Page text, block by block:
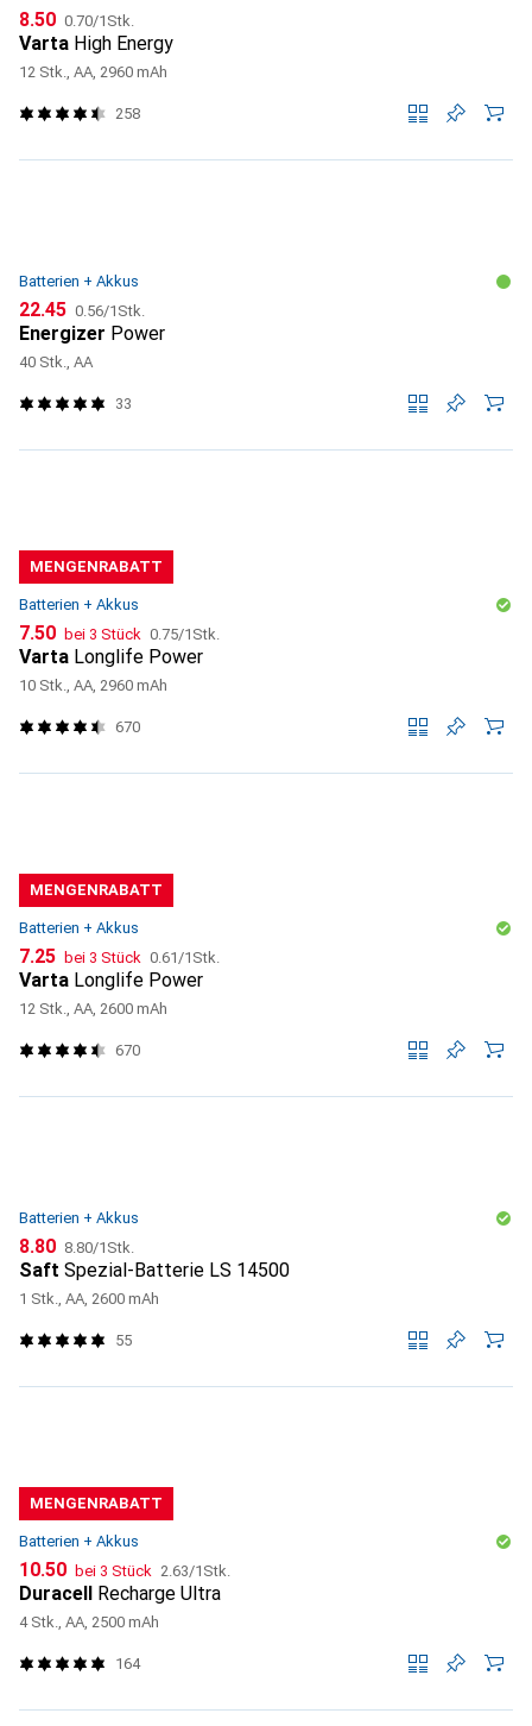
CHF
8.50 CHF
0.70/1Stk.
Varta High Energy
12 Stk., AA, 2960 mAh
258
Batterien + Akkus
CHF
22.45 CHF
0.56/1Stk.
Energizer Power
40 Stk., AA
33
MENGENRABATT
Batterien + Akkus
CHF
7.50 bei 3 Stück CHF
0.75/1Stk.
Varta Longlife Power
10 Stk., AA, 2960 mAh
670
MENGENRABATT
Batterien + Akkus
CHF
7.25 bei 3 Stück CHF
0.61/1Stk.
Varta Longlife Power
12 Stk., AA, 2600 mAh
670
Batterien + Akkus
CHF
8.80 CHF
8.80/1Stk.
Saft Spezial-Batterie LS 14500
1 Stk., AA, 2600 mAh
55
MENGENRABATT
Batterien + Akkus
CHF
10.50 bei 3 Stück CHF
2.63/1Stk.
Duracell Recharge Ultra
4 Stk., AA, 2500 mAh
164